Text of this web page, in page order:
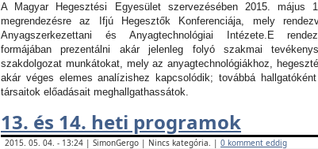
A Magyar Hegesztési Egyesület szervezésében 2015. május
megrendezésre az Ifjú Hegesztők Konferenciája, mely
Anyagszerkezettani és Anyagtechnológiai Intézete. E
formájában prezentálni akár jelenleg folyó szakmai
szakdolgozat munkátokat, mely az anyagtechnológiákhoz,
akár véges elemes analízishez kapcsolódik; továbbá
társaitok előadásait meghallgathassátok.
13. és 14. heti programok
2015. 05. 04. - 13:24 | SimonGergo | Nincs kategória. | 0 komment eddig